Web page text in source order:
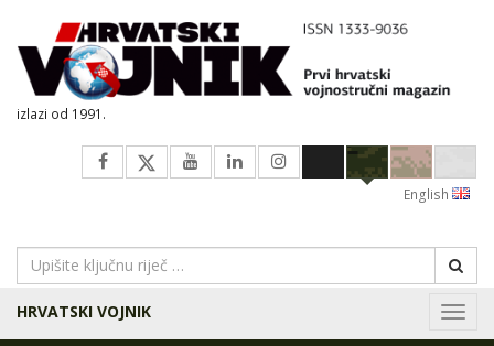
izlazi od 1991.
English
HRVATSKI VOJNIK